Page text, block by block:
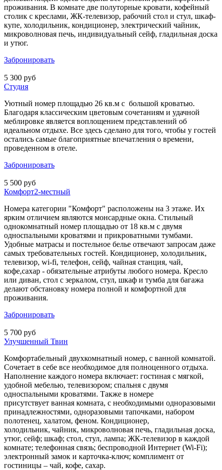
проживания. В комнате две полуторные кровати, кофейный
столик с креслами, ЖК-телевизор, рабочий стол и стул, шкаф-
купе, холодильник, кондиционер, электрический чайник,
микроволновая печь, индивидуальный сейф, гладильная доска
и утюг.
Забронировать
5 300 руб
Студия
Уютный номер площадью 26 кв.м с большой кроватью.
Благодаря классическим цветовым сочетаниям и удачной
меблировке является воплощением представлений об
идеальном отдыхе. Все здесь сделано для того, чтобы у гостей
остались самые благоприятные впечатления о времени,
проведенном в отеле.
Забронировать
5 500 руб
Комфорт2-местный
Номера категории "Комфорт" расположены на 3 этаже. Их
ярким отличием являются монсардные окна. Стильный
однокомнатный номер площадью от 18 кв.м с двумя
односпальными кроватями и прикроватными тумбами.
Удобные матрасы и постельное белье отвечают запросам даже
самых требовательных гостей. Кондиционер, холодильник,
телевизор, wi-fi, телефон, сейф, чайная станция, чай,
кофе,сахар - обязательные атрибуты любого номера. Кресло
или диван, стол с зеркалом, стул, шкаф и тумба для багажа
делают обстановку номера полной и комфортной для
проживания.
Забронировать
5 700 руб
Улучшенный Твин
Комфортабельный двухкомнатный номер, с ванной комнатой.
Сочетает в себе все необходимое для полноценного отдыха.
Наполнение каждого номера включает: гостиная с мягкой,
удобной мебелью, телевизором; спальня с двумя
односпальными кроватями. Также в номере
присутствует ванная комната, с необходимыми одноразовыми
принадлежностями, одноразовыми тапочками, набором
полотенец, халатом, феном. Кондиционер,
холодильник, чайник, микроволновая печь, гладильная доска,
утюг, сейф; шкаф; стол, стул, лампа; ЖК-телевизор в каждой
комнате; телефонная связь; беспроводной Интернет (Wi-Fi);
электронный замок и карточка-ключ; комплимент от
гостиницы – чай, кофе, сахар.